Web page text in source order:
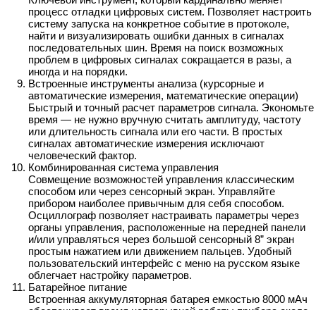
процесс отладки цифровых систем. Позволяет настроить
систему запуска на конкретное событие в протоколе,
найти и визуализировать ошибки данных в сигналах
последовательных шин. Время на поиск возможных
проблем в цифровых сигналах сокращается в разы, а
иногда и на порядки.
Встроенные инструменты анализа (курсорные и
автоматические измерения, математические операции)
Быстрый и точный расчет параметров сигнала. Экономьте
время — не нужно вручную считать амплитуду, частоту
или длительность сигнала или его части. В простых
сигналах автоматические измерения исключают
человеческий фактор.
Комбинированная система управления
Совмещение возможностей управления классическим
способом или через сенсорный экран. Управляйте
прибором наиболее привычным для себя способом.
Осциллограф позволяет настраивать параметры через
органы управления, расположенные на передней панели
и/или управляться через большой сенсорный 8” экран
простым нажатием или движением пальцев. Удобный
пользовательский интерфейс с меню на русском языке
облегчает настройку параметров.
Батарейное питание
Встроенная аккумуляторная батарея емкостью 8000 мАч